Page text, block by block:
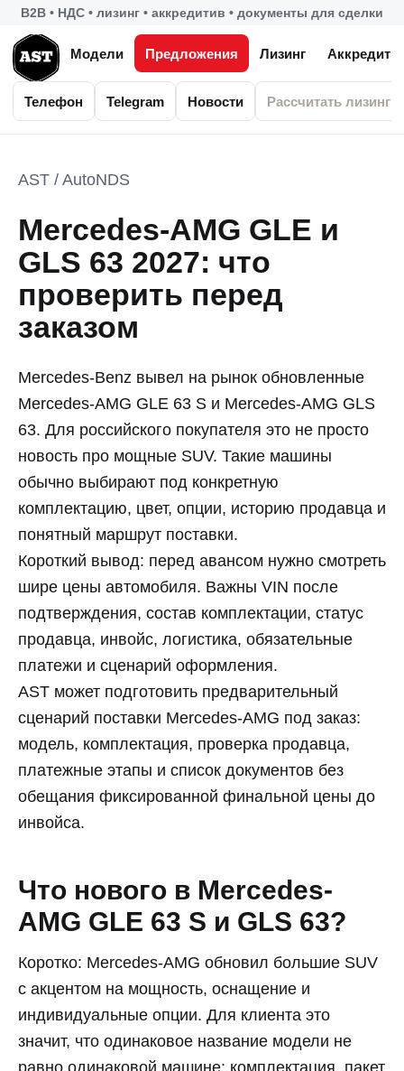
B2B • НДС • лизинг • аккредитив • документы для сделки
Модели Предложения Лизинг
Телефон Telegram Новости Рассчитать лизинг
AST / AutoNDS
Mercedes-AMG GLE и
GLS 63 2027: что
проверить перед
заказом
Mercedes-Benz вывел на рынок обновленные
Mercedes-AMG GLE 63 S и Mercedes-AMG GLS
63. Для российского покупателя это не просто
новость про мощные SUV. Такие машины
обычно выбирают под конкретную
комплектацию, цвет, опции, историю продавца и
понятный маршрут поставки.
Короткий вывод: перед авансом нужно смотреть
шире цены автомобиля. Важны VIN после
подтверждения, состав комплектации, статус
продавца, инвойс, логистика, обязательные
платежи и сценарий оформления.
AST может подготовить предварительный
сценарий поставки Mercedes-AMG под заказ:
модель, комплектация, проверка продавца,
платежные этапы и список документов без
обещания фиксированной финальной цены до
инвойса.
Что нового в Mercedes-
AMG GLE 63 S и GLS 63?
Коротко: Mercedes-AMG обновил большие SUV
с акцентом на мощность, оснащение и
индивидуальные опции. Для клиента это
значит, что одинаковое название модели не
равно одинаковой машине: комплектация, пакет